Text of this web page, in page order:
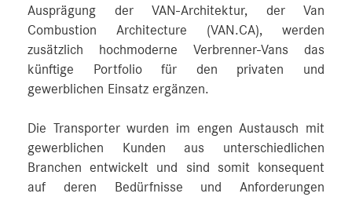
Ausprägung der VAN-Architektur, der Van
Combustion Architecture (VAN.CA), werden
zusätzlich hochmoderne Verbrenner-Vans das
künftige Portfolio für den privaten und
gewerblichen Einsatz ergänzen.
Die Transporter wurden im engen Austausch mit
gewerblichen Kunden aus unterschiedlichen
Branchen entwickelt und sind somit konsequent
auf deren Bedürfnisse und Anforderungen